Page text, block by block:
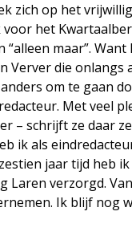
zich op het
het
maar”.
Verver die
om te gaan
Met veel
– schrijft ze daar
ik als
jaar tijd heb
Laren verzorgd.
Ik blijf nog